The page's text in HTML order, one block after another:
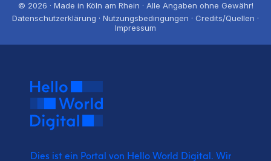
© 2026 · Made in Köln am Rhein · Alle Angaben ohne Gewähr!
Datenschutzerklärung · Nutzungsbedingungen · Credits/Quellen ·
Impressum
Dies ist ein Portal von Hello World Digital. Wir